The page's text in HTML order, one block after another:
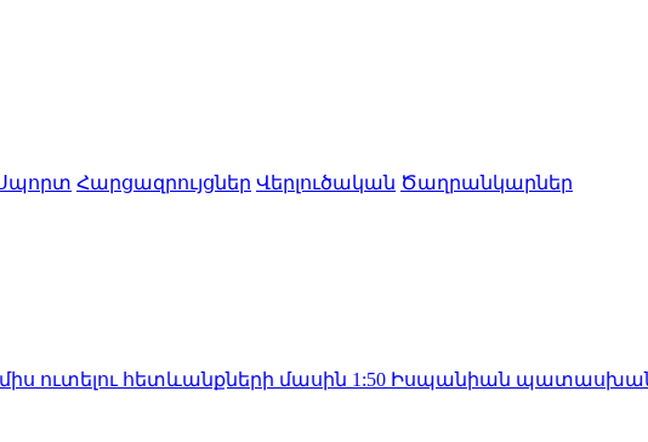
Հարցազրույցներ Վերլուծական Ծաղրանկարներ
հետևանքների մասին1:50Իսպանիան պատասխան միջոցներ